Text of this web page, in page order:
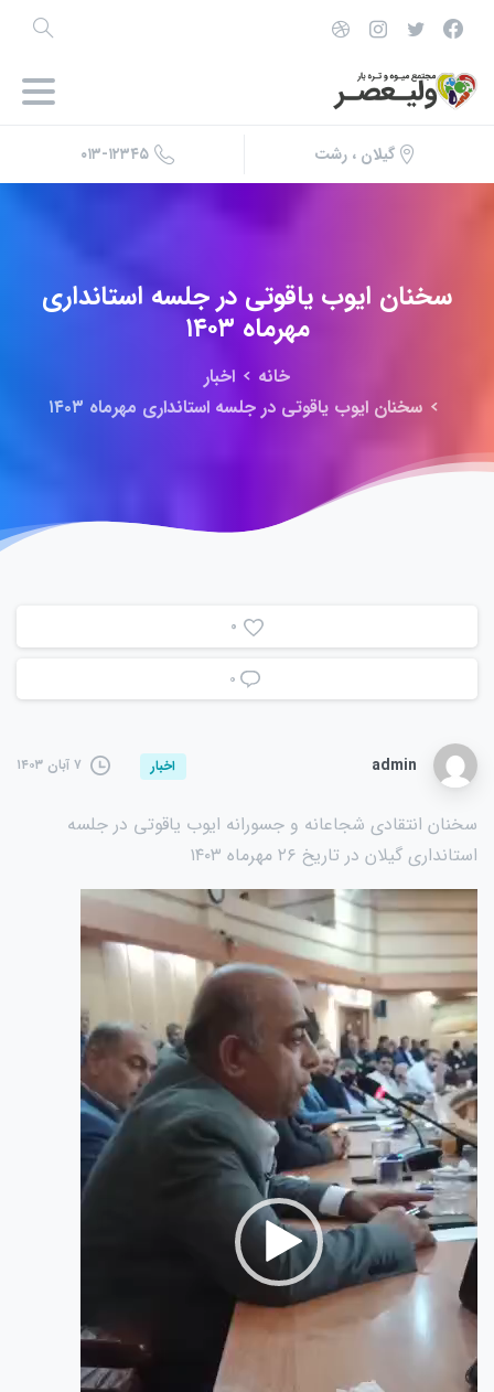
گیلان ، رشت ۰۱۳-۱۲۳۴۵
سخنان ایوب یاقوتی در جلسه استانداری
مهرماه ۱۴۰۳
خانه
اخبار
سخنان ایوب یاقوتی در جلسه استانداری مهرماه ۱۴۰۳
0
۰
admin اخبار ۷ آبان ۱۴۰۳
سخنان انتقادی شجاعانه و جسورانه ایوب یاقوتی در جلسه
استانداری گیلان در تاریخ ۲۶ مهرماه ۱۴۰۳
نمایشگر
ویدیو